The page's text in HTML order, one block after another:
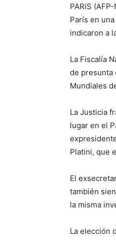
PARíS
París en
indicaron a
La Fiscalía
de presunta
Mundiales
La Justicia
lugar en el
Platini, que
El
también
la misma
La elección